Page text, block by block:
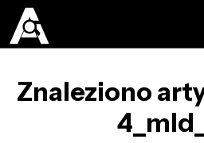
Znaleziono